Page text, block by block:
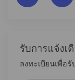
รับการแจ้งเ
ลงทะเบียนเพื่อรั